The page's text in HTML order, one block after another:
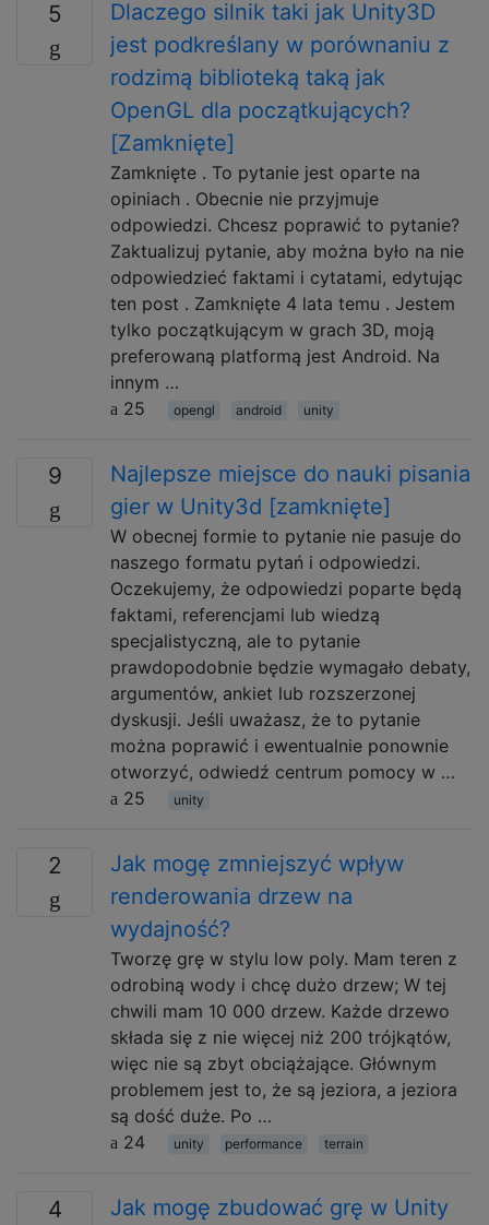
5
Dlaczego silnik taki jak Unity3D
jest podkreślany w porównaniu z
rodzimą biblioteką taką jak
OpenGL dla początkujących?
[Zamknięte]
Zamknięte . To pytanie jest oparte na
opiniach . Obecnie nie przyjmuje
odpowiedzi. Chcesz poprawić to pytanie?
Zaktualizuj pytanie, aby można było na nie
odpowiedzieć faktami i cytatami, edytując
ten post . Zamknięte 4 lata temu . Jestem
tylko początkującym w grach 3D, moją
preferowaną platformą jest Android. Na
innym …
25
opengl android unity
9
Najlepsze miejsce do nauki pisania
gier w Unity3d [zamknięte]
W obecnej formie to pytanie nie pasuje do
naszego formatu pytań i odpowiedzi.
Oczekujemy, że odpowiedzi poparte będą
faktami, referencjami lub wiedzą
specjalistyczną, ale to pytanie
prawdopodobnie będzie wymagało debaty,
argumentów, ankiet lub rozszerzonej
dyskusji. Jeśli uważasz, że to pytanie
można poprawić i ewentualnie ponownie
otworzyć, odwiedź centrum pomocy w …
25
unity
2
Jak mogę zmniejszyć wpływ
renderowania drzew na
wydajność?
Tworzę grę w stylu low poly. Mam teren z
odrobiną wody i chcę dużo drzew; W tej
chwili mam 10 000 drzew. Każde drzewo
składa się z nie więcej niż 200 trójkątów,
więc nie są zbyt obciążające. Głównym
problemem jest to, że są jeziora, a jeziora
są dość duże. Po …
24
unity performance terrain
4
Jak mogę zbudować grę w Unity